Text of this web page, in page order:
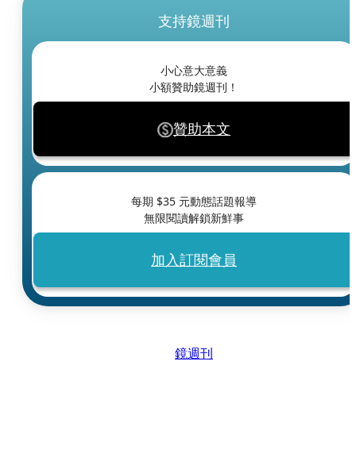
支持鏡週刊
小心意大意義
小額贊助鏡週刊！
贊助本文
每期 $35 元動態話題報導
無限閱讀解鎖新鮮事
加入訂閱會員
鏡週刊